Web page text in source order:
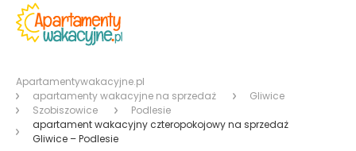
Apartamentywakacyjne.pl
apartamenty wakacyjne na sprzedaż
Gliwice
Szobiszowice
Podlesie
apartament wakacyjny czteropokojowy na sprzedaż
Gliwice – Podlesie